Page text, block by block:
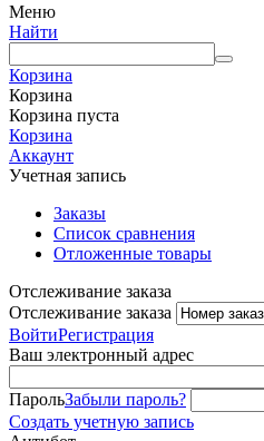
Меню
Найти
Корзина
Корзина
Корзина пуста
Корзина
Аккаунт
Учетная запись
Заказы
Список сравнения
Отложенные товары
Отслеживание заказа
Отслеживание заказа
ВойтиРегистрация
Ваш электронный адрес
ПарольЗабыли пароль?
Создать учетную запись